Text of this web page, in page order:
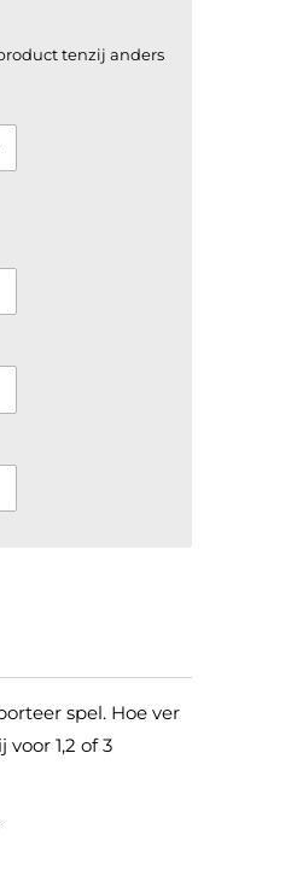
tenzij anders
spel. Hoe ver
1,2 of 3